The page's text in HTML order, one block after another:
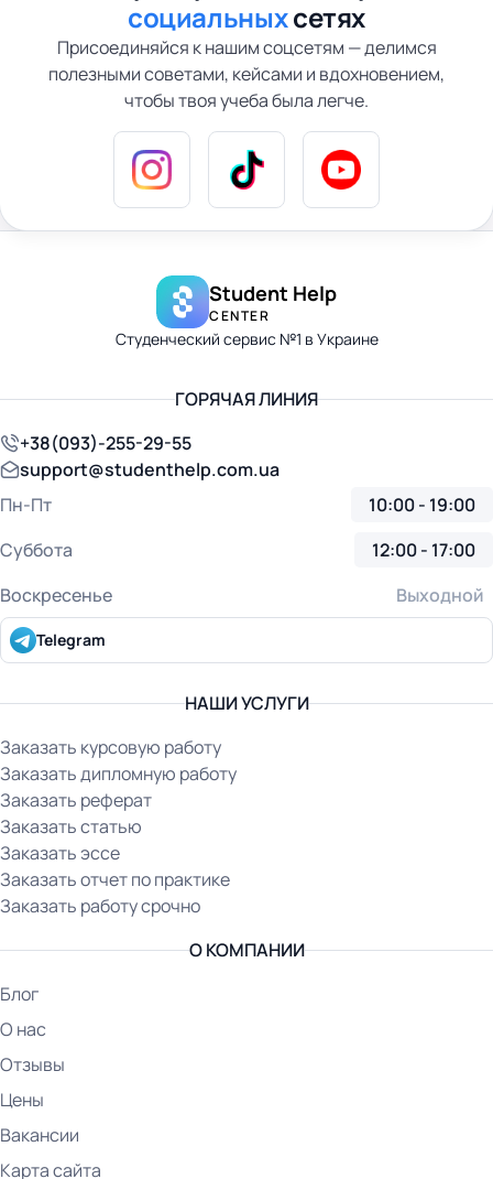
социальныхсетях
Присоединяйся к нашим соцсетям — делимся
полезными советами, кейсами и вдохновением,
чтобы твоя учеба была легче.
Student Help
CENTER
Студенческий сервис №1 в Украине
НАШИ УСЛУГИ
Заказать курсовую работу
Заказать дипломную работу
Заказать реферат
Заказать статью
Заказать эссе
Заказать отчет по практике
Заказать работу срочно
О КОМПАНИИ
Блог
О нас
Отзывы
Цены
Вакансии
Карта сайта
ГОРЯЧАЯ ЛИНИЯ
+38(093)-255-29-55
support@studenthelp.com.ua
Пн-Пт
10:00 - 19:00
Суббота
12:00 - 17:00
Воскресенье
Выходной
Telegram